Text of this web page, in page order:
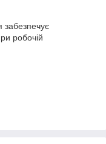
забезпечує
робочій